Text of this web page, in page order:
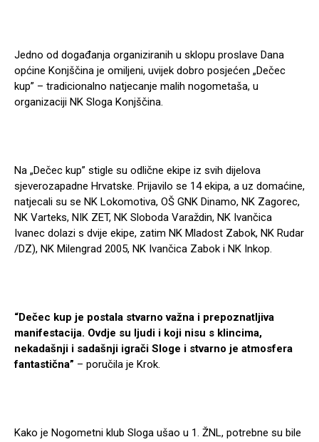
Jedno od događanja organiziranih u sklopu proslave Dana
općine Konjščina je omiljeni, uvijek dobro posjećen „Dečec
kup” – tradicionalno natjecanje malih nogometaša, u
organizaciji NK Sloga Konjščina.
Na „Dečec kup” stigle su odlične ekipe iz svih dijelova
sjeverozapadne Hrvatske. Prijavilo se 14 ekipa, a uz domaćine,
natjecali su se NK Lokomotiva, OŠ GNK Dinamo, NK Zagorec,
NK Varteks, NIK ZET, NK Sloboda Varaždin, NK Ivančica
Ivanec dolazi s dvije ekipe, zatim NK Mladost Zabok, NK Rudar
/DZ), NK Milengrad 2005, NK Ivančica Zabok i NK Inkop.
“Dečec kup je postala stvarno važna i prepoznatljiva
manifestacija. Ovdje su ljudi i koji nisu s klincima,
nekadašnji i sadašnji igrači Sloge i stvarno je atmosfera
fantastična” – poručila je Krok.
Kako je Nogometni klub Sloga ušao u 1. ŽNL, potrebne su bile